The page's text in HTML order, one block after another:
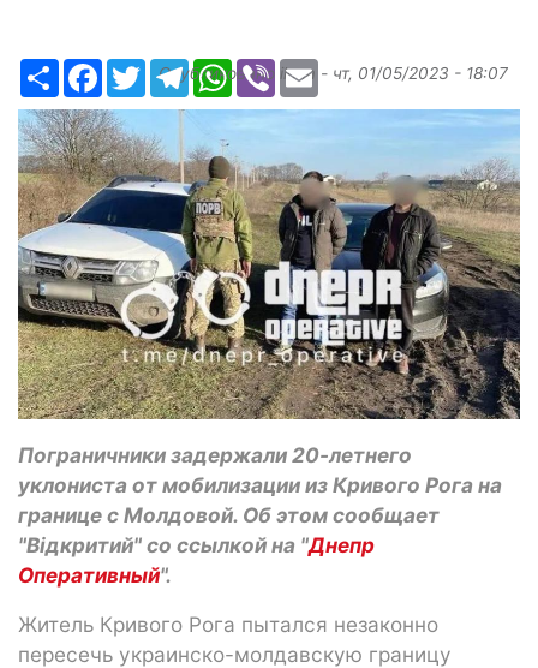
РесурсFacebook
TwitterTelegramWhatsApp
ViberEmail
Опубликовано ilona - чт, 01/05/2023 - 18:07
Пограничники задержали 20-летнего
уклониста от мобилизации из Кривого Рога на
границе с Молдовой. Об этом сообщает
"Відкритий" со ссылкой на "Днепр
Оперативный".
Житель Кривого Рога пытался незаконно
пересечь украинско-молдавскую границу